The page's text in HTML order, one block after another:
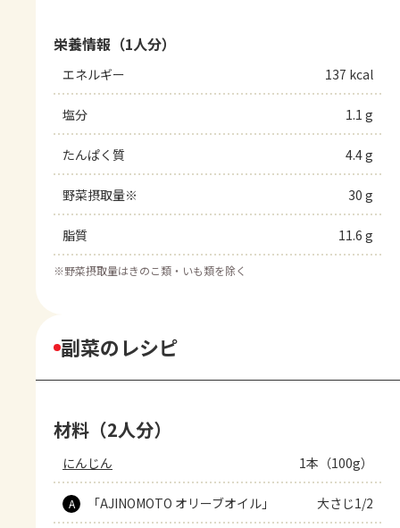
栄養情報（1人分）
エネルギー 137 kcal
塩分 1.1 g
たんぱく質 4.4 g
野菜摂取量※ 30 g
脂質 11.6 g
※野菜摂取量はきのこ類・いも類を除く
副菜のレシピ
材料（2人分）
にんじん 1本（100g）
A 「AJINOMOTO オリーブオイル」 大さじ1/2